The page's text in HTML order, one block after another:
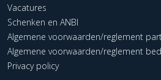
Vacatures
Schenken en ANBI
Algemene voorwaarden/reglement
Algemene voorwaarden/reglement
Privacy policy